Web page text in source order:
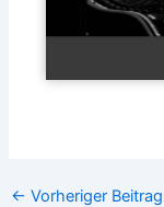
← Vorheriger Beitrag